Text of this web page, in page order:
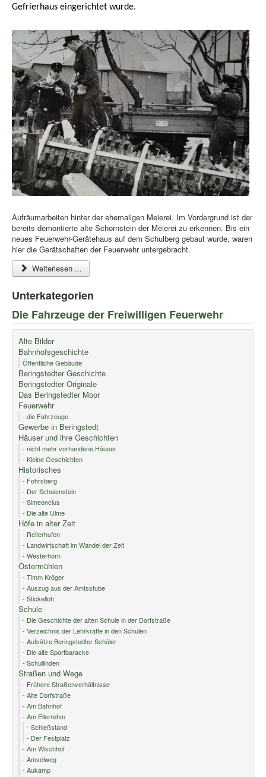
Gefrierhaus eingerichtet wurde.
Aufräumarbeiten hinter der ehemaligen Meierei. Im Vordergrund ist der
bereits demontierte alte Schornstein der Meierei zu erkennen. Bis ein
neues Feuerwehr-Gerätehaus auf dem Schulberg gebaut wurde, waren
hier die Gerätschaften der Feuerwehr untergebracht.
Weiterlesen ...
Unterkategorien
Die Fahrzeuge der Freiwilligen Feuerwehr
Alte Bilder
Bahnhofsgeschichte
Öffentliche Gebäude
Beringstedter Geschichte
Beringstedter Originale
Das Beringstedter Moor
Feuerwehr
- die Fahrzeuge
Gewerbe in Beringstedt
Häuser und ihre Geschichten
- nicht mehr vorhandene Häuser
- Kleine Geschichten
Historisches
- Fohrsberg
- Der Schalenstein
- Simeonclus
- Die alte Ulme
Höfe in alter Zeit
- Reiterhufen
- Landwirtschaft im Wandel der Zeit
- Westerhorn
Ostermühlen
- Timm Kröger
- Auszug aus der Amtsstube
- Stickelloh
Schule
- Die Geschichte der alten Schule in der Dorfstraße
- Verzeichnis der Lehrkräfte in den Schulen
- Aufsätze Beringstedter Schüler
- Die alte Sportbaracke
- Schullinden
Straßen und Wege
- Frühere Straßenverhältnisse
- Alte Dorfstraße
- Am Bahnhof
- Am Ellerrehm
- Schießstand
- Der Festplatz
- Am Wischhof
- Amselweg
- Aukamp